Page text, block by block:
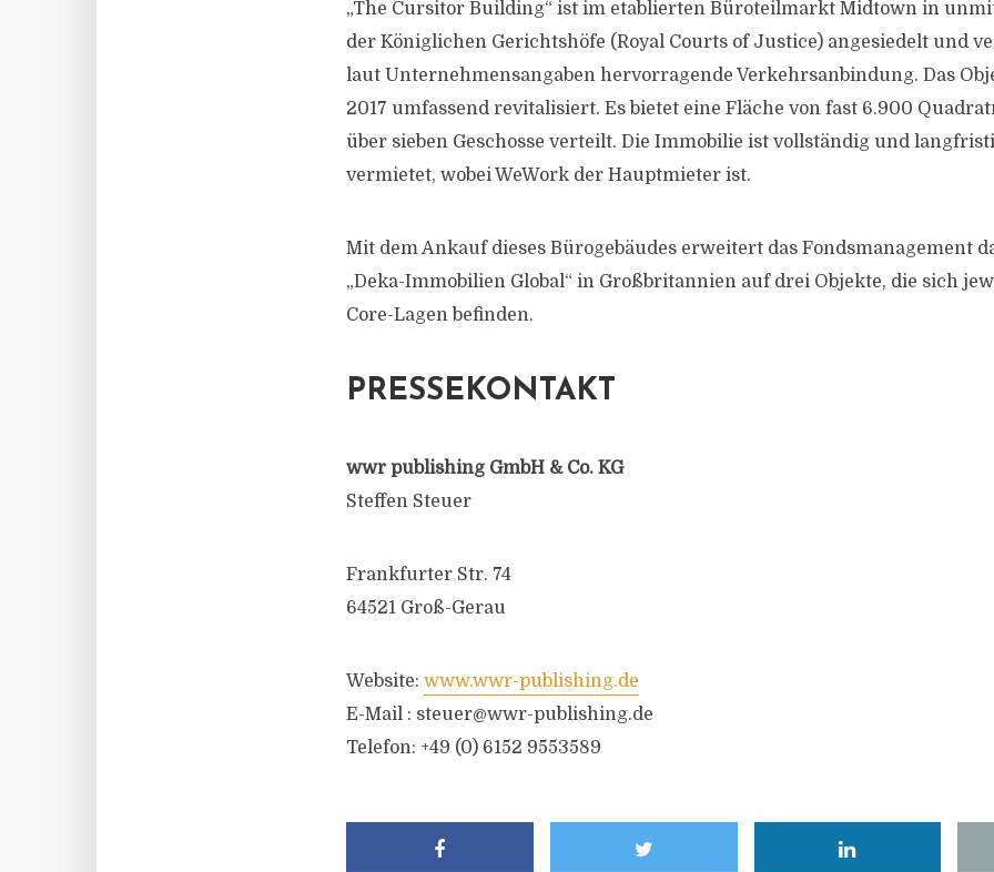
„The Cursitor Building“ ist im etablierten Büroteilmarkt Midtown in
der Königlichen Gerichtshöfe (Royal Courts of Justice) angesiedelt und
laut Unternehmensangaben hervorragende Verkehrsanbindung. Das
2017 umfassend revitalisiert. Es bietet eine Fläche von fast 6.900
über sieben Geschosse verteilt. Die Immobilie ist vollständig und
vermietet, wobei WeWork der Hauptmieter ist.
Mit dem Ankauf dieses Bürogebäudes erweitert das Fondsmanagement
„Deka-Immobilien Global“ in Großbritannien auf drei Objekte, die sich
Core-Lagen befinden.
PRESSEKONTAKT
wwr publishing GmbH & Co. KG
Steffen Steuer
Frankfurter Str. 74
64521 Groß-Gerau
Website: www.wwr-publishing.de
E-Mail : steuer@wwr-publishing.de
Telefon: +49 (0) 6152 9553589